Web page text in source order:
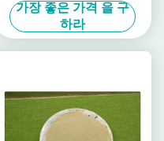
가장 좋은 가격 을 구
하라